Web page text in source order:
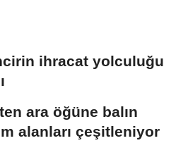
ihracat yolculuğu
ara öğüne balın
alanları çeşitleniyor